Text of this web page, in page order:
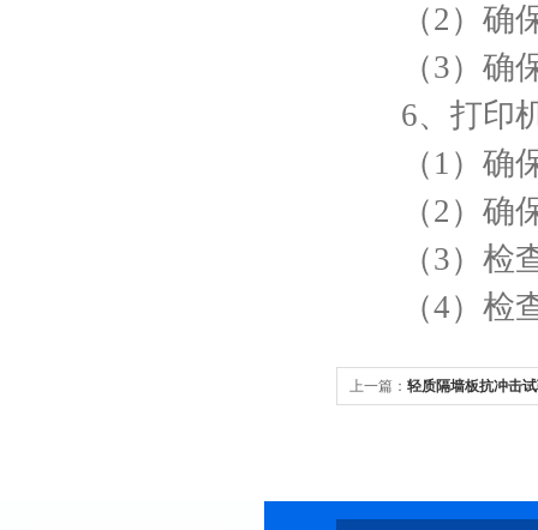
（2）确保
（3）确保
6、打印机
（1）确保
（2）确保
（3）检查
（4）检查
上一篇： 轻质隔墙板抗冲击